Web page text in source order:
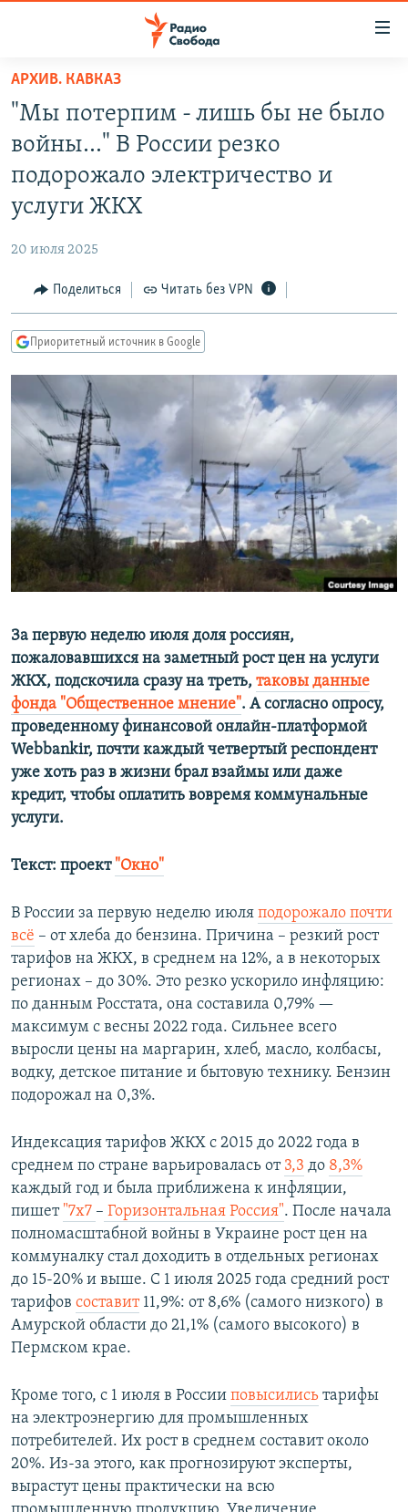
упрощенного
доступа
Вернуться
основному
содержанию
Вернутся
навигации
Вернутся
ПРОГРАММЫ
ЦИТАТЫ СВОБОДЫ
IDEL.РЕАЛИИ
КАВКАЗ.РЕАЛИИ
СИБИРЬ.РЕАЛИИ
РАСПИСАНИЕ ВЕЩАНИЯ
ПОДПИШИТЕСЬ НА РАССЫЛКУ
СОЦИАЛЬНЫЕ СЕТИ
Все сайты РСЕ/РС
АРХИВ. КАВКАЗ
"Мы потерпим - лишь бы не было
войны..." В России резко
подорожало электричество и
услуги ЖКХ
20 июля 2025
Поделиться Читать без VPN
Приоритетный источник в Google
За первую неделю июля доля россиян,
пожаловавшихся на заметный рост цен на услуги
ЖКХ, подскочила сразу на треть, таковы данные
фонда "Общественное мнение". А согласно опросу,
проведенному финансовой онлайн-платформой
Webbankir, почти каждый четвертый респондент
уже хоть раз в жизни брал взаймы или даже
кредит, чтобы оплатить вовремя коммунальные
услуги.
Текст: проект "Окно"
В России за первую неделю июля подорожало почти
всё – от хлеба до бензина. Причина – резкий рост
тарифов на ЖКХ, в среднем на 12%, а в некоторых
регионах – до 30%. Это резко ускорило инфляцию:
по данным Росстата, она составила 0,79% —
максимум с весны 2022 года. Сильнее всего
выросли цены на маргарин, хлеб, масло, колбасы,
водку, детское питание и бытовую технику. Бензин
подорожал на 0,3%.
Индексация тарифов ЖКХ с 2015 до 2022 года в
среднем по стране варьировалась от 3,3 до 8,3%
каждый год и была приближена к инфляции,
пишет "7х7 – Горизонтальная Россия". После начала
полномасштабной войны в Украине рост цен на
коммуналку стал доходить в отдельных регионах
до 15-20% и выше. С 1 июля 2025 года средний рост
тарифов составит11,9%: от 8,6% (самого низкого) в
Амурской области до 21,1% (самого высокого) в
Пермском крае.
Кроме того, с 1 июля в России повысились тарифы
на электроэнергию для промышленных
потребителей. Их рост в среднем составит около
20%. Из-за этого, как прогнозируют эксперты,
вырастут цены практически на всю